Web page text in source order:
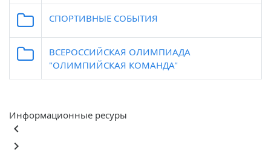
СПОРТИВНЫЕ СОБЫТИЯ
ВСЕРОССИЙСКАЯ ОЛИМПИАДА
"ОЛИМПИЙСКАЯ КОМАНДА"
Информационные ресуры
keyboard_arrow_left
keyboard_arrow_right